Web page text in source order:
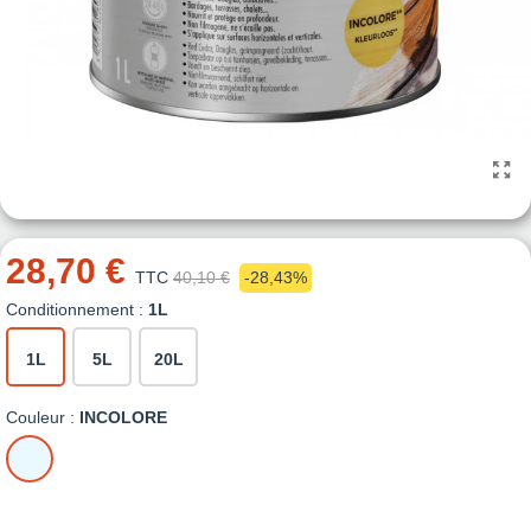
28,70 € TTC 40,10 €
-28,43%
Conditionnement : 1L
1L 5L 20L
Couleur : INCOLORE
INCOLORE